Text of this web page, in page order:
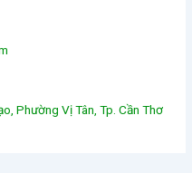
Phường Vị Tân, Tp. Cần Thơ